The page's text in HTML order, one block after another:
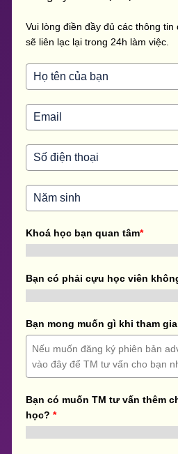
Vui lòng điền đầy đủ các thông
sẽ liên lạc lại trong 24h làm việc.
Khoá học bạn quan tâm*
Bạn có phải cựu học viên
Bạn mong muốn gì khi tham
Bạn có muốn TM tư vấn thêm
học? *